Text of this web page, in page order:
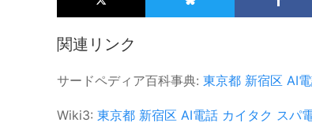
関連リンク
サードペディア百科事典: 東京都 新宿区 AI
Wiki3: 東京都 新宿区 AI電話 カイタク スパ